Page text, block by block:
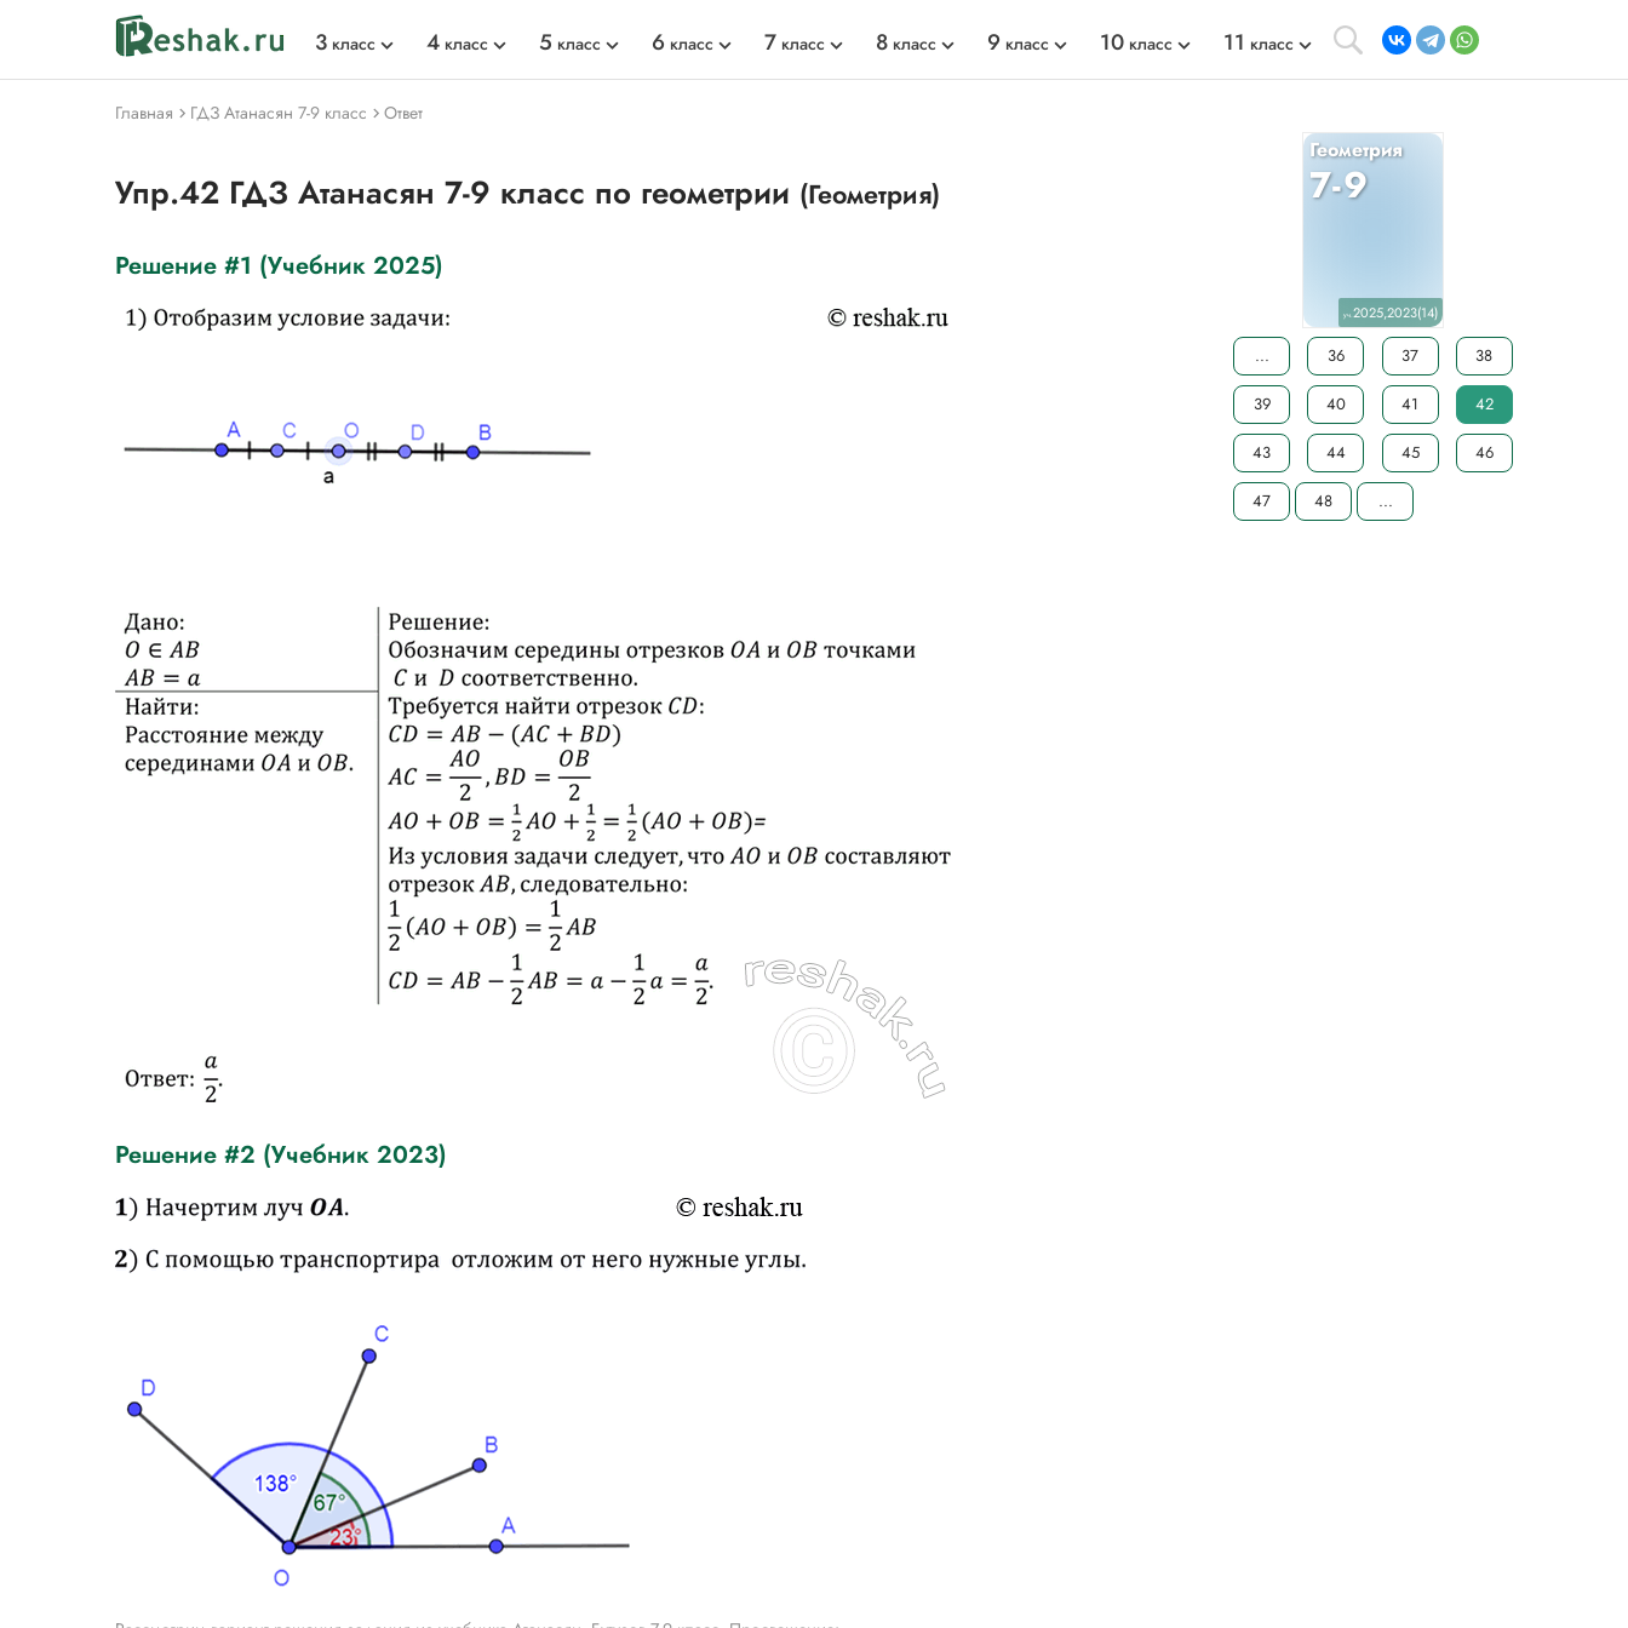
3 класс 4 класс 5 класс 6 класс 7 класс 8 класс 9 класс 10 класс 11 класс
Главная ГДЗ Атанасян 7-9 класс Ответ
Упр.42 ГДЗ Атанасян 7-9 класс по геометрии (Геометрия)
Решение #1 (Учебник 2025)
Решение #2 (Учебник 2023)
Геометрия
7-9
уч.2025,2023(14)
... 36 37 38
39 40 41 42
43 44 45 46
47 48 ...